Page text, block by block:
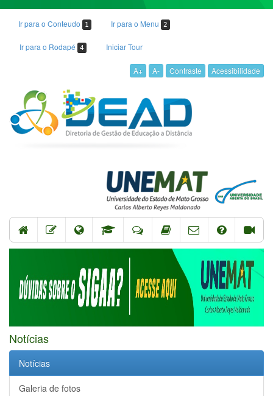
Ir para o Conteudo 1 Ir para o Menu 2
Ir para o Rodapé 4 Iniciar Tour
A+ A- Contraste Acessibilidade
Notícias
Notícias
Galeria de fotos